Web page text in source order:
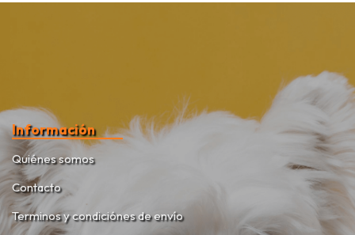
Información
Quiénes somos
Contacto
Terminos y condiciónes de envío